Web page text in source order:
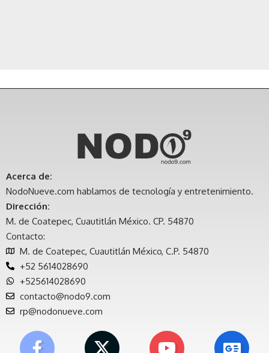
Acerca de:
NodoNueve.com hablamos de tecnología y entretenimiento.
Dirección:
M. de Coatepec, Cuautitlán México. CP. 54870
Contacto:
M. de Coatepec, Cuautitlán México, C.P. 54870
+52 5614028690
+525614028690
contacto@nodo9.com
rp@nodonueve.com